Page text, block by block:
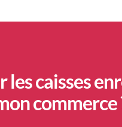
les caisses
commerce